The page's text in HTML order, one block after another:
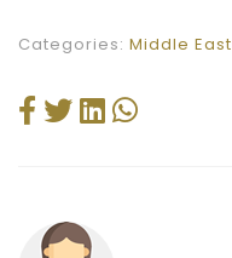
Categories: Middle East